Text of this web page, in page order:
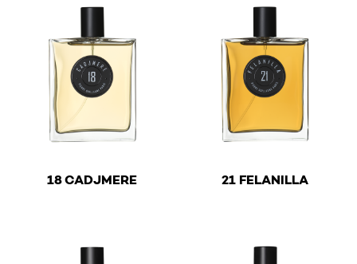
18 CADJMERE 21 FELANILLA